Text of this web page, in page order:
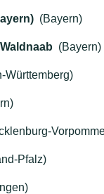
(Bayern)
(Bayern)
Württemberg)
Pfalz)